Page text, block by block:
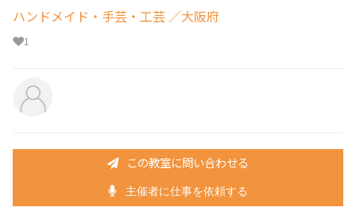
ハンドメイド・手芸・工芸 ／大阪府
1
この教室に問い合わせる
主催者に仕事を依頼する